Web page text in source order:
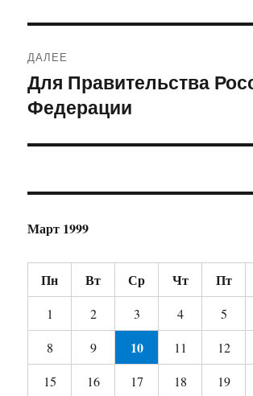
ДАЛЕЕ
Следующая
запись:
Для Правительства
Федерации
Март 1999
Пн Вт Ср Чт Пт
1 2 3 4 5
8
9 10 11 12
15
16 17 18 19